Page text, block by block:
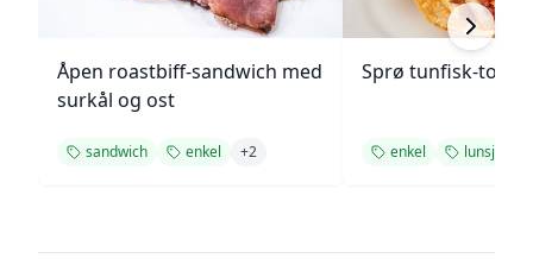
Åpen roastbiff-sandwich med
surkål og ost
sandwich enkel +2
Sprø tunfisk-
enkel lunsj